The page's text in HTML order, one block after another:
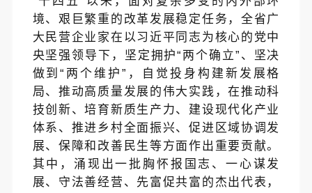
境、艰巨繁重的改革发展稳定任务，全省广
大民营企业家在以习近平同志为核心的党中
央坚强领导下，坚定拥护“两个确立”、坚决
做到“两个维护”，自觉投身构建新发展格
局、推动高质量发展的伟大实践，在推动科
技创新、培育新质生产力、建设现代化产业
体系、推进乡村全面振兴、促进区域协调发
展、保障和改善民生等方面作出重要贡献。
其中，涌现出一批胸怀报国志、一心谋发
展、守法善经营、先富促共富的杰出代表，